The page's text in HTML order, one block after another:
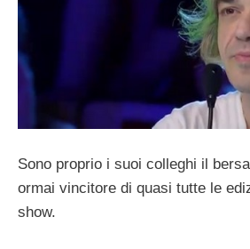
Sono proprio i suoi colleghi il
ormai vincitore di quasi tutte le
show.